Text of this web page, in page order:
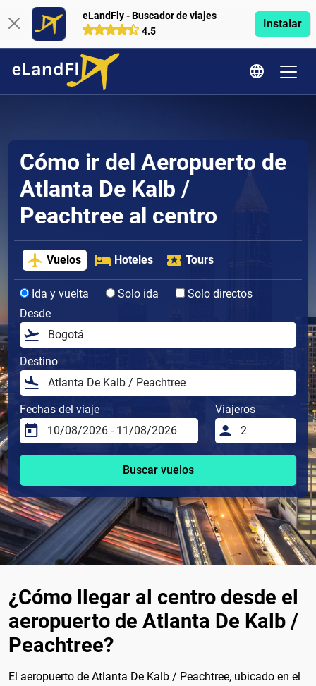
eLandFly - Buscador de viajes
4.5
Instalar
Cómo ir del Aeropuerto de
Atlanta De Kalb /
Peachtree al centro
Vuelos Hoteles Tours
Ida y vuelta Solo ida
Solo directos
Desde
Destino
Fechas del viaje Viajeros
Buscar vuelos
¿Cómo llegar al centro desde el
aeropuerto de Atlanta De Kalb /
Peachtree?
El aeropuerto de Atlanta De Kalb / Peachtree, ubicado en el